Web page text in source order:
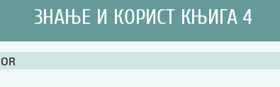
ЗНАЊЕ И КОРИСТ КЊИГА 4